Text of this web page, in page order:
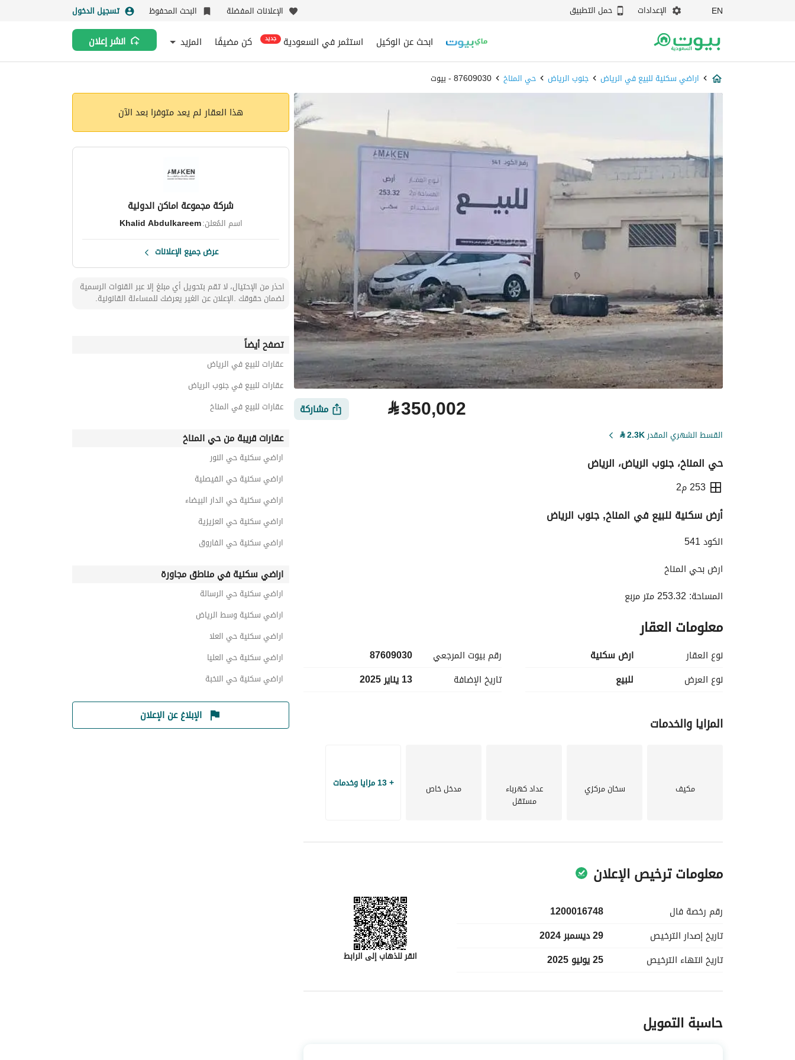
EN الإعدادات حمل التطبيق الإعلانات المفضلة البحث المحفوظ تسجيل الدخول
ابحث عن الوكيل استثمر في السعودية جديد كن مضيفًا المزيد انشر إعلان
اراضي سكنية للبيع في الرياض جنوب الرياض حي المناخ 87609030 - بيوت
⃁350,002 مشاركة
القسط الشهري المقدر2.3K
⃁
حي المناخ، جنوب الرياض، الرياض
253 م2
معلومات ترخيص الإعلان
أرض سكنية للبيع في المناخ, جنوب الرياض
الكود 541
ارض بحي المناخ
المساحة: 253.32 متر مربع
معلومات العقار
نوع العقار
ارض سكنية
نوع العرض
للبيع
رقم بيوت المرجعي
87609030
تاريخ الإضافة
13 يناير 2025
المزايا والخدمات
مكيف سخان مركزي عداد كهرباء
مستقل
مدخل خاص + 13 مزايا وخدمات
معلومات ترخيص الإعلان
رقم رخصة فال
1200016748
تاريخ إصدار الترخيص
29 ديسمبر 2024
تاريخ انتهاء الترخيص 25 يونيو 2025 انقر للذهاب إلى الرابط
معلومات مسؤول الإعلان
اسم المسؤول -حاسبة التمويل
هذا العقار لم يعد متوفرا بعد الآن
شركة مجموعة اماكن الدولية
اسم المُعلن:Khalid Abdulkareem
عرض جميع الإعلانات
احذر من الإحتيال، لا تقم بتحويل أي مبلغ إلا عبر القنوات الرسمية
لضمان حقوقك .الإعلان عن الغير يعرضك للمساءلة القانونية.
تصفح أيضاً
عقارات للبيع في الرياض
عقارات للبيع في جنوب الرياض
عقارات للبيع في المناخ
عقارات قريبة من حي المناخ
اراضي سكنية حي النور
اراضي سكنية حي الفيصلية
اراضي سكنية حي الدار البيضاء
اراضي سكنية حي العزيزية
اراضي سكنية حي الفاروق
اراضي سكنية في مناطق مجاورة
اراضي سكنية حي الرسالة
اراضي سكنية وسط الرياض
اراضي سكنية حي العلا
اراضي سكنية حي العليا
اراضي سكنية حي النخبة
الإبلاغ عن الإعلان